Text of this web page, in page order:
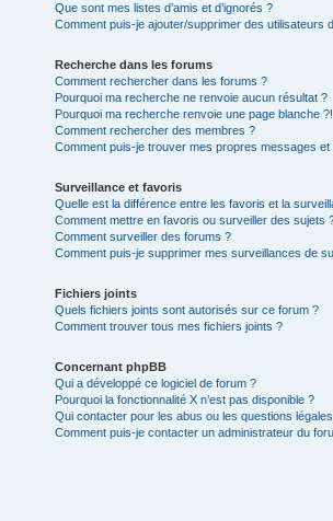
Que sont mes listes d’amis et d’ignorés ?
Comment puis-je ajouter/supprimer des utilisateurs
Recherche dans les forums
Comment rechercher dans les forums ?
Pourquoi ma recherche ne renvoie aucun résultat ?
Pourquoi ma recherche renvoie une page blanche ?!
Comment rechercher des membres ?
Comment puis-je trouver mes propres messages et
Surveillance et favoris
Quelle est la différence entre les favoris et la
Comment mettre en favoris ou surveiller des sujets
Comment surveiller des forums ?
Comment puis-je supprimer mes surveillances de
Fichiers joints
Quels fichiers joints sont autorisés sur ce forum ?
Comment trouver tous mes fichiers joints ?
Concernant phpBB
Qui a développé ce logiciel de forum ?
Pourquoi la fonctionnalité X n’est pas disponible ?
Qui contacter pour les abus ou les questions
Comment puis-je contacter un administrateur du